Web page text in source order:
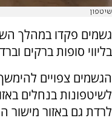
שיטפון
גשמים פקדו במהלך
בליווי סופות ברקים
הגשמים צפויים
לשיטפונות בנחלים
לרדת גם באזור מישור